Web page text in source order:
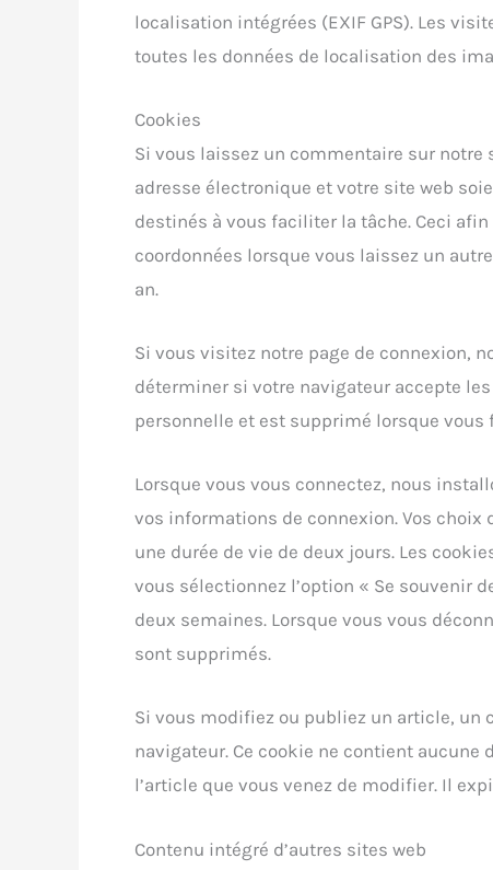
localisation intégrées (EXIF GPS). Les
toutes les données de localisation des
Cookies
Si vous laissez un commentaire sur notre
adresse électronique et votre site web
destinés à vous faciliter la tâche. Ceci afin
coordonnées lorsque vous laissez un
an.
Si vous visitez notre page de connexion,
déterminer si votre navigateur accepte
personnelle et est supprimé lorsque vous
Lorsque vous vous connectez, nous
vos informations de connexion. Vos choix
une durée de vie de deux jours. Les
vous sélectionnez l’option « Se souvenir
deux semaines. Lorsque vous vous
sont supprimés.
Si vous modifiez ou publiez un article, un
navigateur. Ce cookie ne contient
l’article que vous venez de modifier. Il
Contenu intégré d’autres sites web